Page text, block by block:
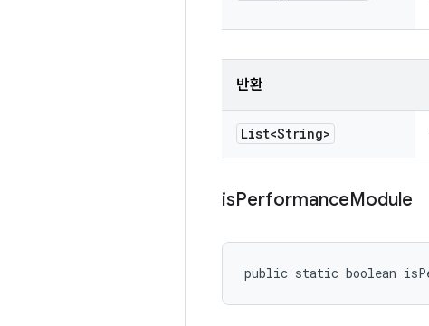
반환
List<String>
isPerformanceModule
public static boolean